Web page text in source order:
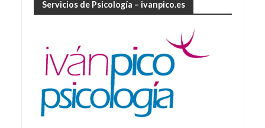
Servicios de Psicología – ivanpico.es